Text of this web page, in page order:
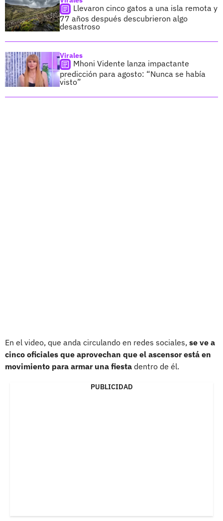
Llevaron cinco gatos a una isla remota y
77 años después descubrieron algo
desastroso
Virales
Mhoni Vidente lanza impactante
predicción para agosto: “Nunca se había
visto”
En el video, que anda circulando en redes sociales, se ve a
cinco oficiales que aprovechan que el ascensor está en
movimiento para armar una fiesta dentro de él.
PUBLICIDAD